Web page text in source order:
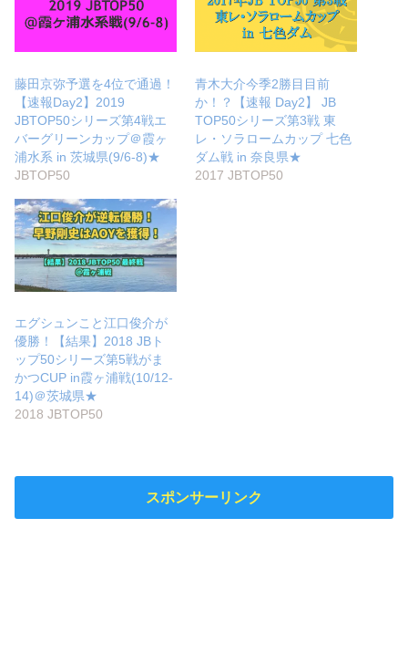
藤田京弥予選を4位で通過！
【速報Day2】2019
JBTOP50シリーズ第4戦エ
バーグリーンカップ＠霞ヶ
浦水系 in 茨城県(9/6-8)★
JBTOP50
青木大介今季2勝目目前
か！？【速報 Day2】 JB
TOP50シリーズ第3戦 東
レ・ソラロームカップ 七色
ダム戦 in 奈良県★
2017 JBTOP50
エグシュンこと江口俊介が
優勝！【結果】2018 JBト
ップ50シリーズ第5戦がま
かつCUP in霞ヶ浦戦(10/12-
14)＠茨城県★
2018 JBTOP50
スポンサーリンク